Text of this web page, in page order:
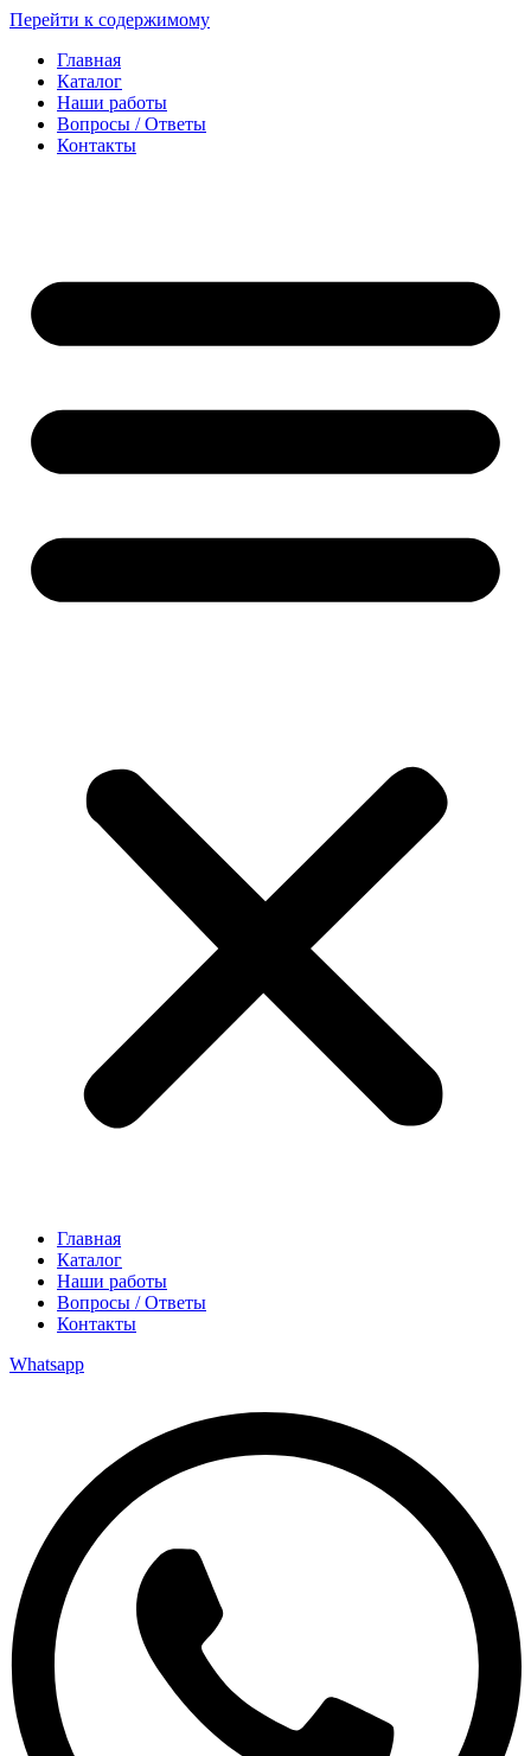
Перейти к содержимому
Главная
Каталог
Наши работы
Вопросы / Ответы
Контакты
Главная
Каталог
Наши работы
Вопросы / Ответы
Контакты
Whatsapp